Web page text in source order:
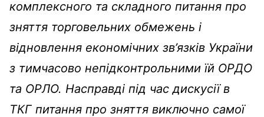
комплексного та складного питання про
зняття торговельних обмежень і
відновлення економічних зв’язків України
з тимчасово непідконтрольними їй ОРДО
та ОРЛО. Насправді під час дискусії в
ТКГ питання про зняття виключно самої